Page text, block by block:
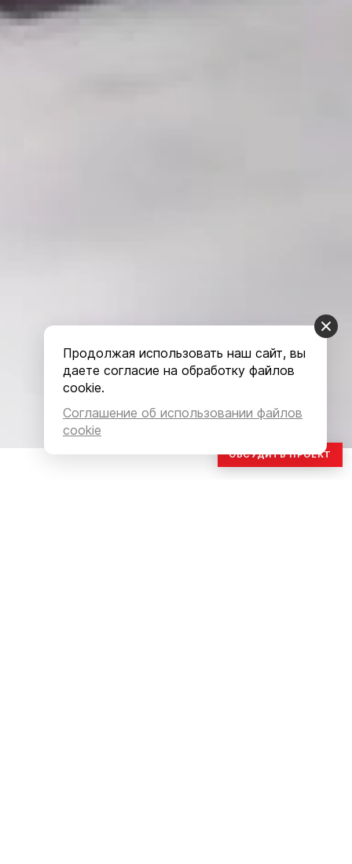
ОБСУДИТЬ ПРОЕКТ
Продолжая использовать наш сайт, вы
даете согласие на обработку файлов
cookie.
Соглашение об использовании файлов
cookie